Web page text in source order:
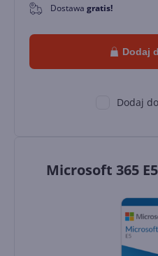
0 Dostawa gratis!
Dodaj
Dodaj
Microsoft 365